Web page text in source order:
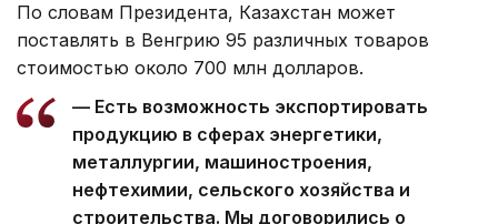
По словам Президента, Казахстан может
поставлять в Венгрию 95 различных товаров
стоимостью около 700 млн долларов.
— Есть возможность экспортировать
продукцию в сферах энергетики,
металлургии, машиностроения,
нефтехимии, сельского хозяйства и
строительства. Мы договорились о